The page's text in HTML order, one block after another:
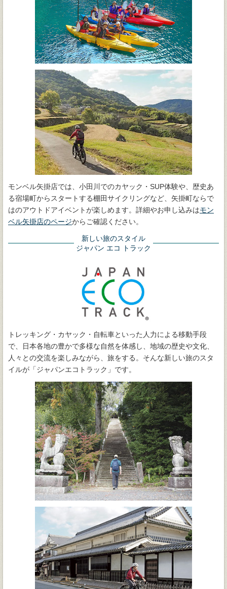
モンベル矢掛店では、小田川でのカヤック・SUP体験や、歴史あ
る宿場町からスタートする棚田サイクリングなど、矢掛町ならで
はのアウトドアイベントが楽しめます。詳細やお申し込みはモン
ベル矢掛店のページからご確認ください。
新しい旅のスタイル
ジャパン エコ トラック
トレッキング・カヤック・自転車といった人力による移動手段
で、日本各地の豊かで多様な自然を体感し、地域の歴史や文化、
人々との交流を楽しみながら、旅をする。そんな新しい旅のスタ
イルが「ジャパンエコトラック」です。